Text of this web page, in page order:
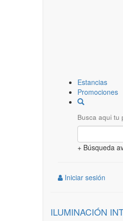
Estancias
Promociones
Busca aqui tu
+ Búsqueda
Iniciar sesión
ILUMINACIÓN